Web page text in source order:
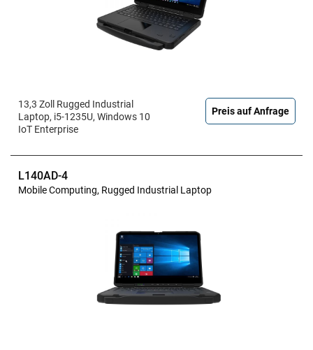
13,3 Zoll Rugged Industrial
Laptop, i5-1235U, Windows 10
IoT Enterprise
Preis auf Anfrage
L140AD-4
Mobile Computing, Rugged Industrial Laptop